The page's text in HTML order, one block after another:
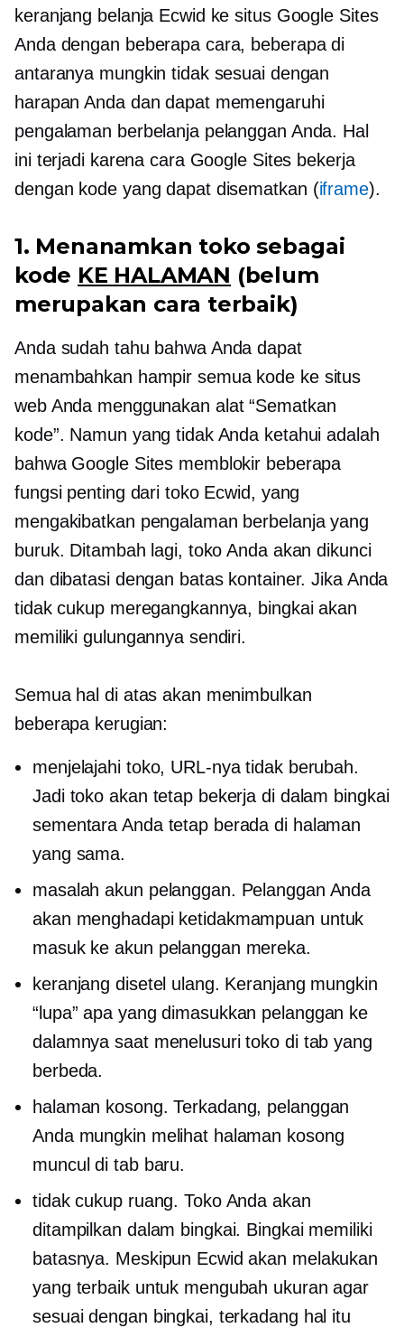
keranjang belanja Ecwid ke situs Google Sites
Anda dengan beberapa cara, beberapa di
antaranya mungkin tidak sesuai dengan
harapan Anda dan dapat memengaruhi
pengalaman berbelanja pelanggan Anda. Hal
ini terjadi karena cara Google Sites bekerja
dengan kode yang dapat disematkan (iframe).
1. Menanamkan toko sebagai
kode KE HALAMAN (belum
merupakan cara terbaik)
Anda sudah tahu bahwa Anda dapat
menambahkan hampir semua kode ke situs
web Anda menggunakan alat “Sematkan
kode”. Namun yang tidak Anda ketahui adalah
bahwa Google Sites memblokir beberapa
fungsi penting dari toko Ecwid, yang
mengakibatkan pengalaman berbelanja yang
buruk. Ditambah lagi, toko Anda akan dikunci
dan dibatasi dengan batas kontainer. Jika Anda
tidak cukup meregangkannya, bingkai akan
memiliki gulungannya sendiri.
Semua hal di atas akan menimbulkan
beberapa kerugian:
menjelajahi toko, URL-nya tidak berubah.
Jadi toko akan tetap bekerja di dalam bingkai
sementara Anda tetap berada di halaman
yang sama.
masalah akun pelanggan. Pelanggan Anda
akan menghadapi ketidakmampuan untuk
masuk ke akun pelanggan mereka.
keranjang disetel ulang. Keranjang mungkin
“lupa” apa yang dimasukkan pelanggan ke
dalamnya saat menelusuri toko di tab yang
berbeda.
halaman kosong. Terkadang, pelanggan
Anda mungkin melihat halaman kosong
muncul di tab baru.
tidak cukup ruang. Toko Anda akan
ditampilkan dalam bingkai. Bingkai memiliki
batasnya. Meskipun Ecwid akan melakukan
yang terbaik untuk mengubah ukuran agar
sesuai dengan bingkai, terkadang hal itu